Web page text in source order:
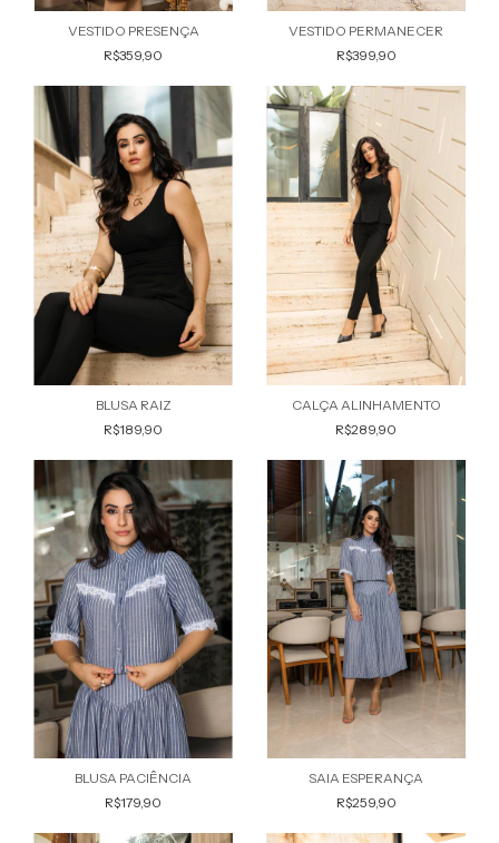
VESTIDO PRESENÇA
R$359,90
VESTIDO PERMANECER
R$399,90
BLUSA RAIZ
R$189,90
CALÇA ALINHAMENTO
R$289,90
BLUSA PACIÊNCIA
R$179,90
SAIA ESPERANÇA
R$259,90